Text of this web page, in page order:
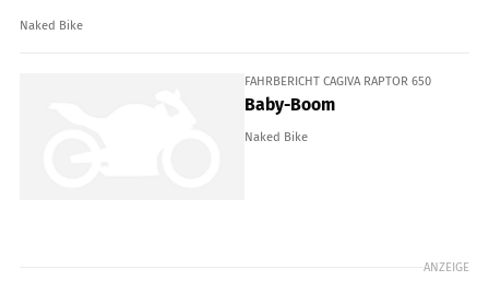
Naked Bike
FAHRBERICHT CAGIVA RAPTOR 650
Baby-Boom
Naked Bike
ANZEIGE